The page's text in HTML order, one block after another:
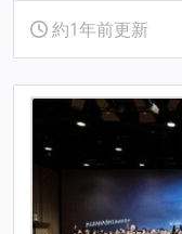
約1年前更新